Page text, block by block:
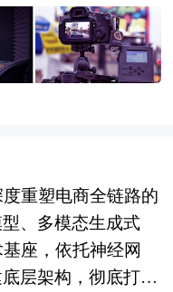
、包装标签、医疗
等多元化应用领
，打印设备已从单
、复印、传真、云
打印设备行业正
键窗口期。一方
常态化持续重塑市
小企业对高性价
显著增长；另一方
重塑电商全链路的
、多模态生成式
座，依托神经网
层架构，彻底打破